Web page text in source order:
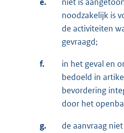
noodzakelijk is
de activiteiten
gevraagd;
f.
in het geval en
bedoeld in
bevordering
door het
g.
de aanvraag